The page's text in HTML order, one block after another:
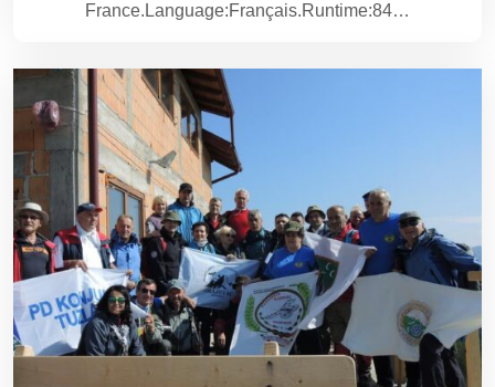
France.Language:Français.Runtime:84…